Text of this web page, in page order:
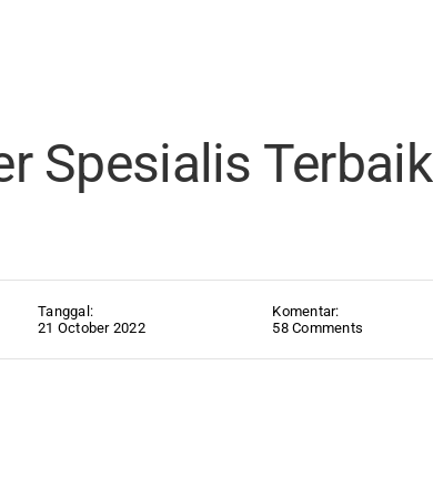
Spesialis Terbaik
Tanggal:
21 October 2022
Komentar:
58 Comments